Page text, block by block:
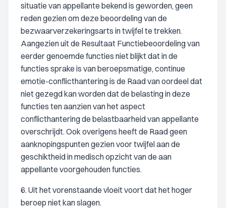
situatie van appellante bekend is geworden, geen
reden gezien om deze beoordeling van de
bezwaarverzekeringsarts in twijfel te trekken.
Aangezien uit de Resultaat Functiebeoordeling van
eerder genoemde functies niet blijkt dat in de
functies sprake is van beroepsmatige, continue
emotie-conflicthantering is de Raad van oordeel dat
niet gezegd kan worden dat de belasting in deze
functies ten aanzien van het aspect
conflicthantering de belastbaarheid van appellante
overschrijdt. Ook overigens heeft de Raad geen
aanknopingspunten gezien voor twijfel aan de
geschiktheid in medisch opzicht van de aan
appellante voorgehouden functies.
6. Uit het vorenstaande vloeit voort dat het hoger
beroep niet kan slagen.